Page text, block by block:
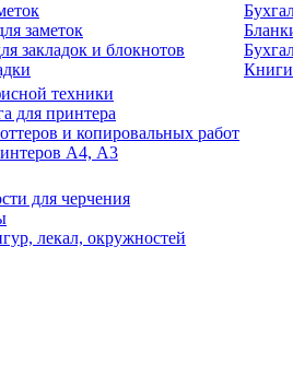
заметок
закладок и блокнотов
Книги
техники
для принтера
и копировальных работ
А4, А3
для черчения
лекал, окружностей